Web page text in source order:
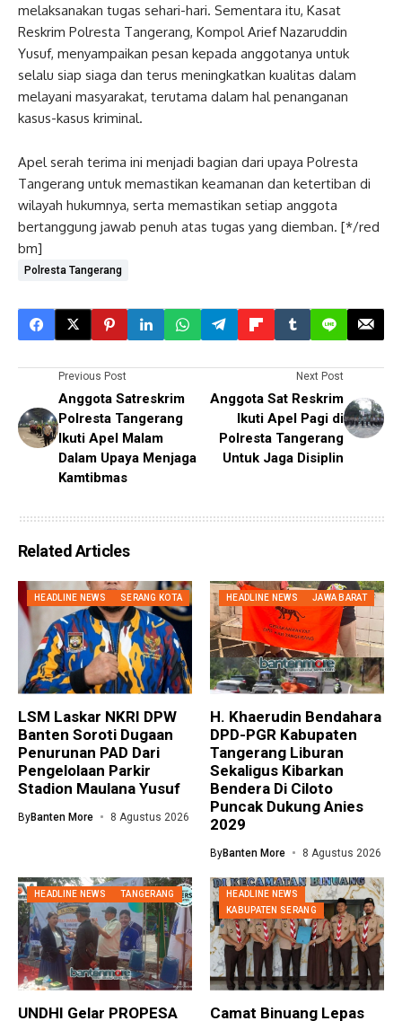
melaksanakan tugas sehari-hari. Sementara itu, Kasat
Reskrim Polresta Tangerang, Kompol Arief Nazaruddin
Yusuf, menyampaikan pesan kepada anggotanya untuk
selalu siap siaga dan terus meningkatkan kualitas dalam
melayani masyarakat, terutama dalam hal penanganan
kasus-kasus kriminal.
Apel serah terima ini menjadi bagian dari upaya Polresta
Tangerang untuk memastikan keamanan dan ketertiban di
wilayah hukumnya, serta memastikan setiap anggota
bertanggung jawab penuh atas tugas yang diemban. [*/red
bm]
Polresta Tangerang
Previous Post
Anggota Satreskrim
Polresta Tangerang
Ikuti Apel Malam
Dalam Upaya Menjaga
Kamtibmas
Next Post
Anggota Sat Reskrim
Ikuti Apel Pagi di
Polresta Tangerang
Untuk Jaga Disiplin
Related Articles
HEADLINE NEWS SERANG KOTA
LSM Laskar NKRI DPW
Banten Soroti Dugaan
Penurunan PAD Dari
Pengelolaan Parkir
Stadion Maulana Yusuf
ByBanten More 8 Agustus 2026
HEADLINE NEWS JAWA BARAT
H. Khaerudin Bendahara
DPD-PGR Kabupaten
Tangerang Liburan
Sekaligus Kibarkan
Bendera Di Ciloto
Puncak Dukung Anies
2029
ByBanten More 8 Agustus 2026
HEADLINE NEWS TANGERANG
UNDHI Gelar PROPESA
HEADLINE NEWS
KABUPATEN SERANG
Camat Binuang Lepas